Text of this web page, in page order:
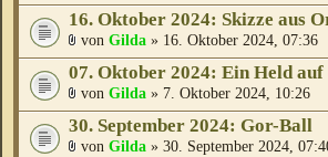
16. Oktober 2024: Skizze aus
von Gilda » 16. Oktober 2024, 07:36
07. Oktober 2024: Ein Held
von Gilda » 7. Oktober 2024, 10:26
30. September 2024: Gor-Ball
von Gilda » 30. September 2024,